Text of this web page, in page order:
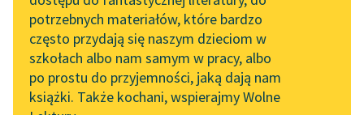
Spotkanie z Katarzyną
Tunkiel w Oslo
102. lata temu zmarł
Joseph Conrad
OAI-PMH
Widget Wolnych Lektur
Przypisy
potrzebnych materiałów, które bardzo
często przydają się naszym dzieciom w
szkołach albo nam samym w pracy, albo
po prostu do przyjemności, jaką dają nam
książki. Także kochani, wspierajmy Wolne
korytarza...
Czytaj więcej